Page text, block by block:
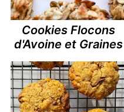
Cookies Flocons
d'Avoine et Graines